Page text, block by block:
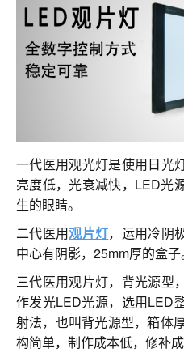
联系我们
一代医用观光灯是使用日光
亮度低，光衰减快，LED光
生的眼睛。
二代医用观片灯，运用冷阴
中心有阴影，25mm厚的盒子
三代医用观片灯，背光源型
作发光LED光源，选用LED
射法，也叫背光源型，箱体
构简单，制作成本低，修补成